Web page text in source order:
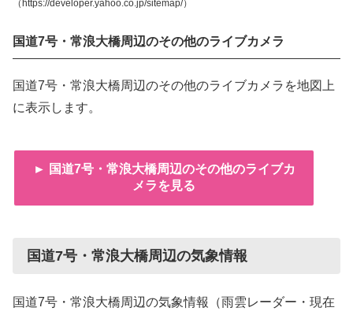
（https://developer.yahoo.co.jp/sitemap/）
国道7号・常浪大橋周辺のその他のライブカメラ
国道7号・常浪大橋周辺のその他のライブカメラを地図上
に表示します。
► 国道7号・常浪大橋周辺のその他のライブカ
メラを見る
国道7号・常浪大橋周辺の気象情報
国道7号・常浪大橋周辺の気象情報（雨雲レーダー・現在